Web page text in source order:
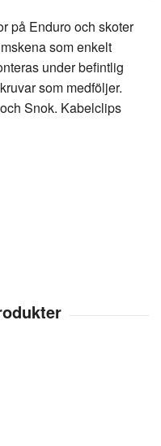
på Enduro och skoter
som enkelt
under befintlig
som medföljer.
Snok. Kabelclips